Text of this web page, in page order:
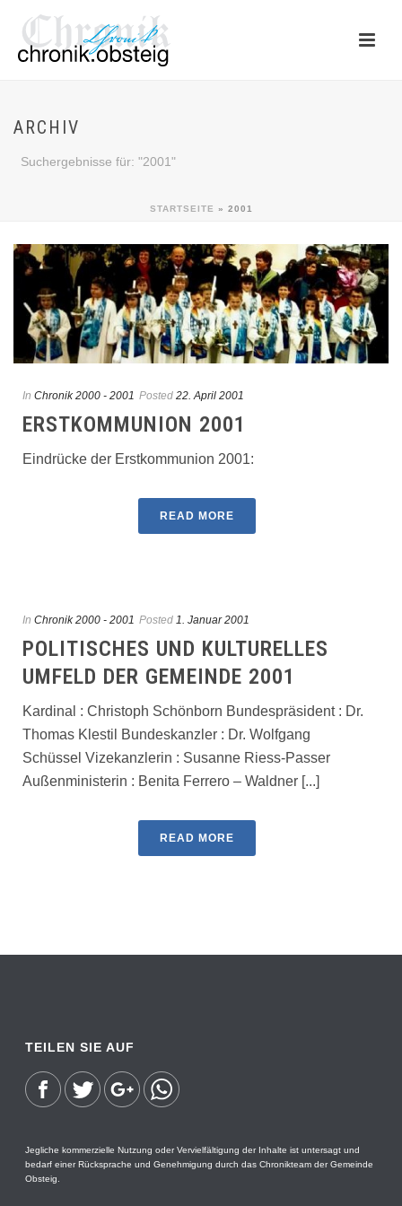
ARCHIV
Suchergebnisse für: "2001"
STARTSEITE » 2001
In Chronik 2000 - 2001 Posted 22. April 2001
ERSTKOMMUNION 2001
Eindrücke der Erstkommunion 2001:
READ MORE
In Chronik 2000 - 2001 Posted 1. Januar 2001
POLITISCHES UND KULTURELLES
UMFELD DER GEMEINDE 2001
Kardinal : Christoph Schönborn Bundespräsident : Dr.
Thomas Klestil Bundeskanzler : Dr. Wolfgang
Schüssel Vizekanzlerin : Susanne Riess-Passer
Außenministerin : Benita Ferrero – Waldner [...]
READ MORE
TEILEN SIE AUF
Jegliche kommerzielle Nutzung oder Vervielfältigung der Inhalte ist untersagt und
bedarf einer Rücksprache und Genehmigung durch das Chronikteam der Gemeinde
Obsteig.